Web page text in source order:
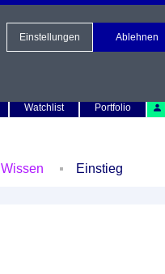
Watchlist Portfolio
Wissen Einstieg
Einstellungen Ablehnen